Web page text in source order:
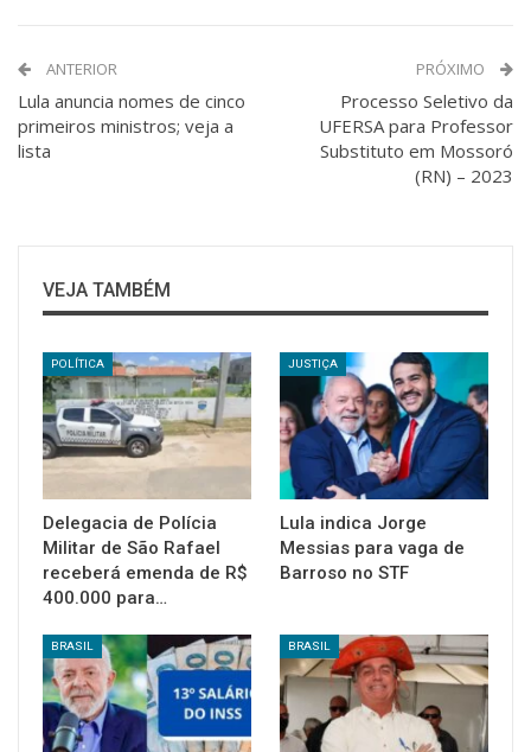
ANTERIOR
Lula anuncia nomes de cinco
primeiros ministros; veja a
lista
PRÓXIMO
Processo Seletivo da
UFERSA para Professor
Substituto em Mossoró
(RN) – 2023
VEJA TAMBÉM
POLÍTICA
Delegacia de Polícia
Militar de São Rafael
receberá emenda de R$
400.000 para…
JUSTIÇA
Lula indica Jorge
Messias para vaga de
Barroso no STF
BRASIL BRASIL